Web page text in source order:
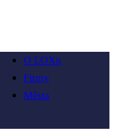
O LOXu
Firmy
Města